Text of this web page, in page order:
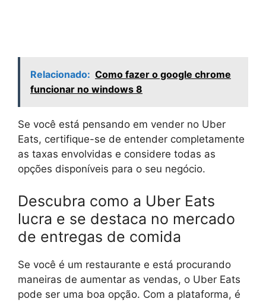
Relacionado: Como fazer o google chrome
funcionar no windows 8
Se você está pensando em vender no Uber
Eats, certifique-se de entender completamente
as taxas envolvidas e considere todas as
opções disponíveis para o seu negócio.
Descubra como a Uber Eats
lucra e se destaca no mercado
de entregas de comida
Se você é um restaurante e está procurando
maneiras de aumentar as vendas, o Uber Eats
pode ser uma boa opção. Com a plataforma, é